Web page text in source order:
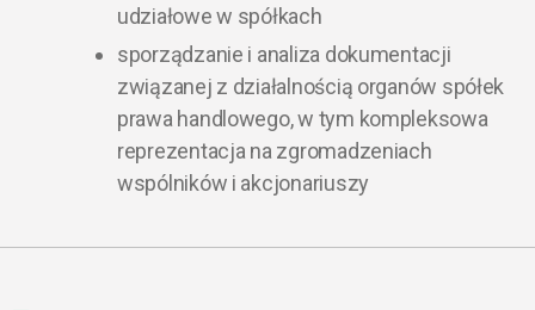
udziałowe w spółkach
sporządzanie i analiza dokumentacji
związanej z działalnością organów spółek
prawa handlowego, w tym kompleksowa
reprezentacja na zgromadzeniach
wspólników i akcjonariuszy